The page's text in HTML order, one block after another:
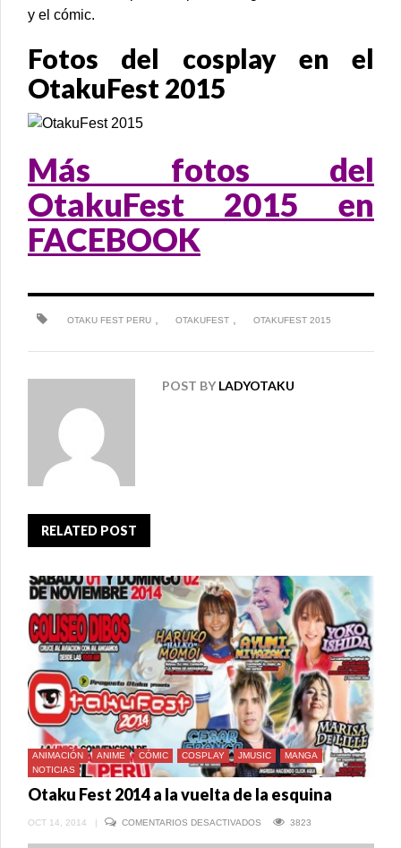
y el cómic.
Fotos del cosplay en el
OtakuFest 2015
Más fotos del
OtakuFest 2015 en
FACEBOOK
OTAKU FEST PERU OTAKUFEST OTAKUFEST 2015
POST BY LADYOTAKU
RELATED POST
ANIMACIÓN ANIME CÓMIC COSPLAY JMUSIC
MANGA
NOTICIAS
Otaku Fest 2014 a la vuelta de la esquina
OCT 14, 2014 | COMENTARIOS DESACTIVADOS
FEST
3823